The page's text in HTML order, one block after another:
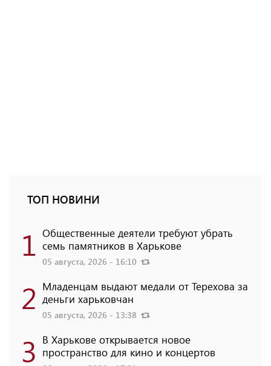
ТОП НОВИНИ
1 Общественные деятели требуют убрать
семь памятников в Харькове
05 августа, 2026 - 16:10
2 Младенцам выдают медали от Терехова за
деньги харьковчан
05 августа, 2026 - 13:38
3 В Харькове открывается новое
пространство для кино и концертов